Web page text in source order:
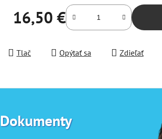
16,50 €
Jednotková cena:
Tlač Opýtať sa Zdieľať
Dokumenty